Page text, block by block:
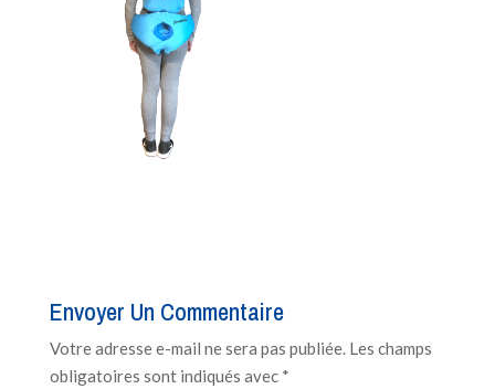
Envoyer Un Commentaire
Votre adresse e-mail ne sera pas publiée. Les champs
obligatoires sont indiqués avec *